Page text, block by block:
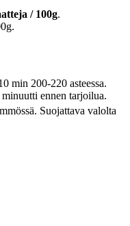
/ 100g.
min 200-220 asteessa.
ennen tarjoilua.
Suojattava valolta